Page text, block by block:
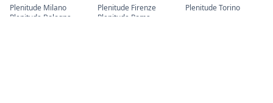
Plenitude Milano Plenitude Firenze
Plenitude Torino
Plenitude Bologna
Plenitude Roma